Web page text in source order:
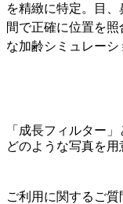
を精緻に特定。目
間で正確に位置を
な加齢シミュレーシ
「成長フィルター
どのような写真を
ご利用に関するご質